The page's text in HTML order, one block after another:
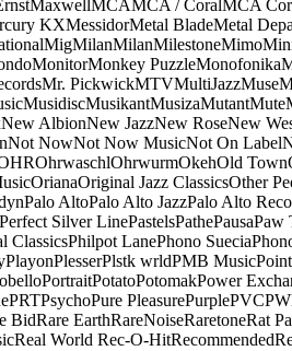
MaxwellMCAMCA / CoralMCA
KXMessidorMetal BladeMetal
MigMilanMilanMilestoneMimo
MonitorMonkey PuzzleMonofonika
Mr. PickwickMTVMultiJazzMuse
MusidiscMusikantMusizaMutantMute
New AlbionNew JazzNew RoseNew
Not NowNot Now MusicNot On Label
OhrwaschlOhrwurmOkehOld Town
OrianaOriginal Jazz ClassicsOther
Palo AltoPalo Alto JazzPalo Alto
Silver LinePastelsPathePausaPaw
ClassicsPhilpot LanePhono Suecia
PlayonPlesserPlstk wrldPMB Music
PortraitPotatoPotomakPower
PRTPsychoPure PleasurePurplePVC
BidRare EarthRareNoiseRaretoneRat
Real World Rec-O-HitRecommended